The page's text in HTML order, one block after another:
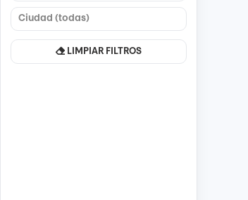
LIMPIAR FILTROS